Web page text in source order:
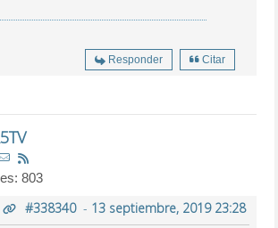
Responder Citar
803
#338340- 13 septiembre, 2019 23:28